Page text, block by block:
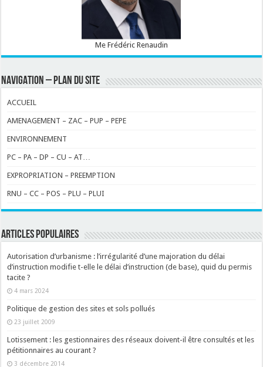
Me Frédéric Renaudin
NAVIGATION – PLAN DU SITE
ACCUEIL
AMENAGEMENT – ZAC – PUP – PEPE
ENVIRONNEMENT
PC – PA – DP – CU – AT…
EXPROPRIATION – PREEMPTION
RNU – CC – POS – PLU – PLUI
ARTICLES POPULAIRES
Autorisation d’urbanisme : l’irrégularité d’une majoration du délai
d’instruction modifie t-elle le délai d’instruction (de base), quid du permis
tacite ?
4 mars 2024
Politique de gestion des sites et sols pollués
23 juillet 2009
Lotissement : les gestionnaires des réseaux doivent-il être consultés et les
pétitionnaires au courant ?
3 décembre 2014